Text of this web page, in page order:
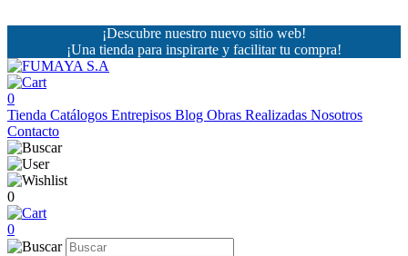
¡Descubre nuestro nuevo sitio web!
¡Una tienda para inspirarte y facilitar tu compra!
0
Tienda Catálogos Entrepisos Blog Obras Realizadas Nosotros
Contacto
0
0